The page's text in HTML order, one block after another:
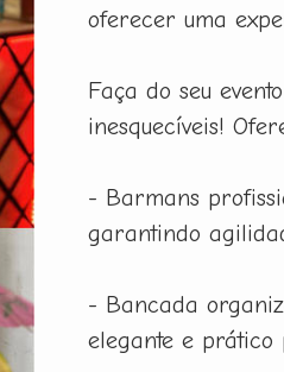
oferecer uma
Faça do seu
inesquecíveis!
- Barmans
garantindo
- Bancada
elegante e